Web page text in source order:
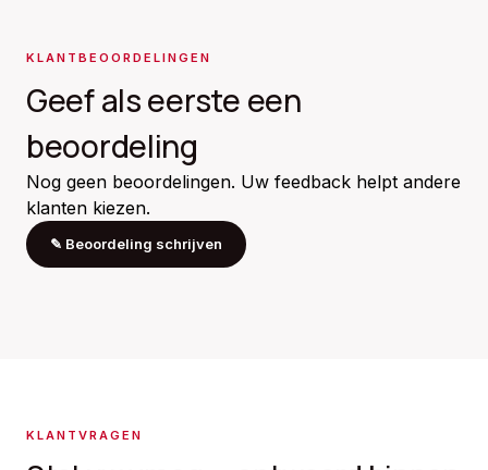
KLANTBEOORDELINGEN
Geef als eerste een
beoordeling
Nog geen beoordelingen. Uw feedback helpt andere
klanten kiezen.
✎ Beoordeling schrijven
KLANTVRAGEN